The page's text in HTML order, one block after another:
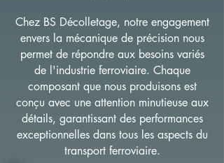
Chez BS Décolletage, notre engagement
envers la mécanique de précision nous
permet de répondre aux besoins variés
de l'industrie ferroviaire. Chaque
composant que nous produisons est
conçu avec une attention minutieuse aux
détails, garantissant des performances
exceptionnelles dans tous les aspects du
transport ferroviaire.